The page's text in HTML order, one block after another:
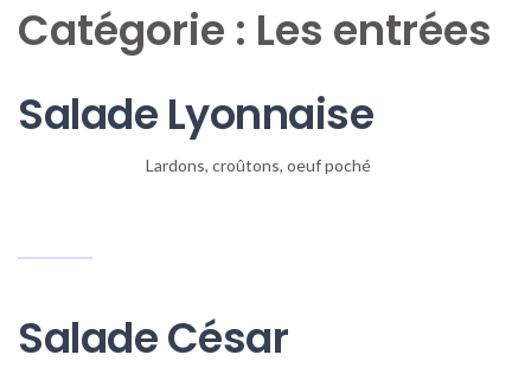
Catégorie : Les entrées
Salade Lyonnaise
Lardons, croûtons, oeuf poché
Salade César